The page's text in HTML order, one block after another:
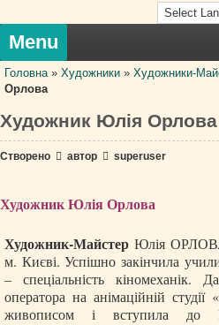
content
Menu
Головна»Художники »Художники-
Орлова
Художник Юлія Орлова
Створено автор superuser
Художник Юлія Орлова
Художник-Майстер Юлія
м. Києві. Успішно закінчила
– спеціальність кіномеханік.
оператора на анімаційній
живописом і вступила до